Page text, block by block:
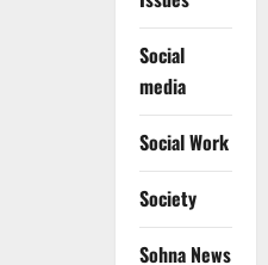
Social
media
Social Work
Society
Sohna News